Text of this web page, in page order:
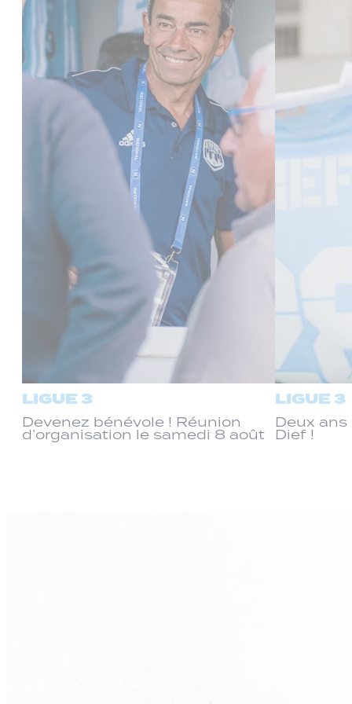
LIGUE 3
Devenez bénévole ! Réunion
d’organisation le samedi 8 août
LIGUE 3
Deux
Dief !